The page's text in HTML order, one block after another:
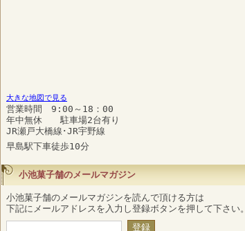
大きな地図で見る
営業時間 9:00～18：00
年中無休 駐車場2台有り
JR瀬戸大橋線･JR宇野線
早島駅下車徒歩10分
小池菓子舗のメールマガジン
小池菓子舗のメールマガジンを読んで頂ける方は
下記にメールアドレスを入力し登録ボタンを押して下さい。